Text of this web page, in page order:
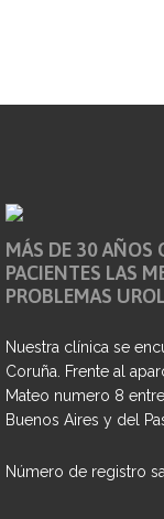
MÁS DE 30 AÑOS
PACIENTES LAS
PROBLEMAS
Nuestra clínica se
Coruña. Frente al
Mateo numero 8
Buenos Aires y del
Número de registro